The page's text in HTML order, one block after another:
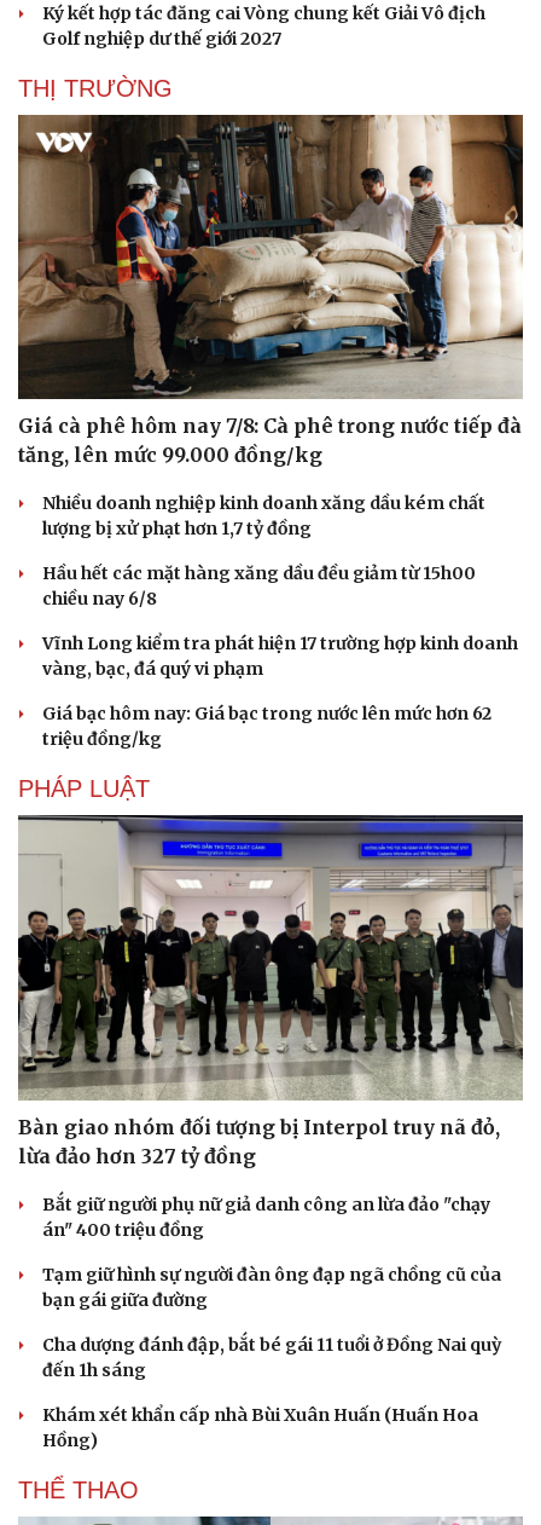
Ký kết hợp tác đăng cai Vòng chung kết Giải Vô địch
Golf nghiệp dư thế giới 2027
THỊ TRƯỜNG
Giá cà phê hôm nay 7/8: Cà phê trong nước tiếp đà
tăng, lên mức 99.000 đồng/kg
Nhiều doanh nghiệp kinh doanh xăng dầu kém chất
lượng bị xử phạt hơn 1,7 tỷ đồng
Hầu hết các mặt hàng xăng dầu đều giảm từ 15h00
chiều nay 6/8
Vĩnh Long kiểm tra phát hiện 17 trường hợp kinh doanh
vàng, bạc, đá quý vi phạm
Giá bạc hôm nay: Giá bạc trong nước lên mức hơn 62
triệu đồng/kg
PHÁP LUẬT
Bàn giao nhóm đối tượng bị Interpol truy nã đỏ,
lừa đảo hơn 327 tỷ đồng
Bắt giữ người phụ nữ giả danh công an lừa đảo "chạy
án" 400 triệu đồng
Tạm giữ hình sự người đàn ông đạp ngã chồng cũ của
bạn gái giữa đường
Cha dượng đánh đập, bắt bé gái 11 tuổi ở Đồng Nai quỳ
đến 1h sáng
Khám xét khẩn cấp nhà Bùi Xuân Huấn (Huấn Hoa
Hồng)
THỂ THAO